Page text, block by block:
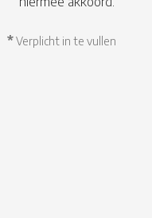
*Verplicht in te vullen